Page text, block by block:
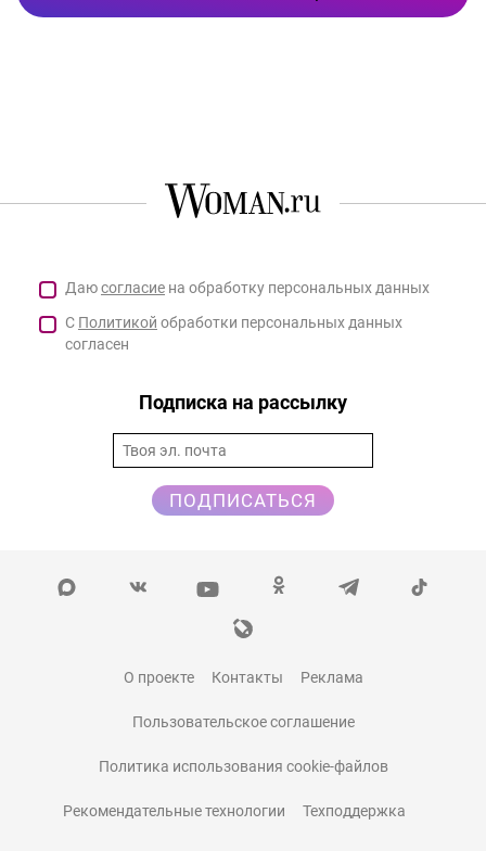
Даюсогласие на обработку персональных данных
С Политикой обработки персональных данных
согласен
Подписка на рассылку
ПОДПИСАТЬСЯ
О проекте Контакты Реклама
Пользовательское соглашение
Политика использования cookie-файлов
Рекомендательные технологии Техподдержка